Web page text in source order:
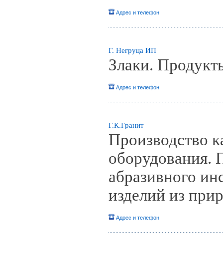
Адрес и телефон
Г. Негруца ИП
Злаки.
Адрес и телефон
Г.К.Гранит
Производство
оборудования.
абразивного
изделий из
Адрес и телефон